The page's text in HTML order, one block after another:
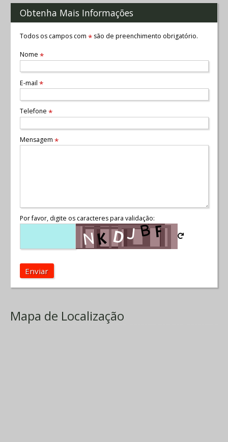
Obtenha Mais Informações
Todos os campos com *são de preenchimento obrigatório.
Nome *
E-mail *
Telefone *
Mensagem *
Por favor, digite os caracteres para validação:
Enviar
Mapa de Localização